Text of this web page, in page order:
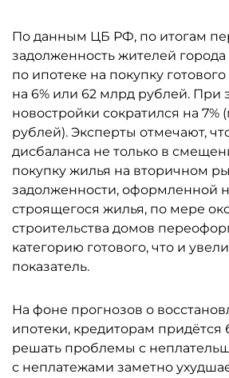
По данным ЦБ РФ, по итогам
задолженность жителей
по ипотеке на покупку
на 6% или 62 млрд рублей. При
новостройки сократился на 7%
рублей). Эксперты отмечают,
дисбаланса не только в
покупку жилья на вторичном
задолженности, оформленной
строящегося жилья, по мере
строительства домов
категорию готового, что и
показатель.
На фоне прогнозов о
ипотеки, кредиторам придётся
решать проблемы с
с неплатежами заметно